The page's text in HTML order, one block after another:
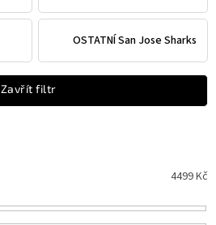
OSTATNÍ San Jose Sharks
Zavřít filtr
4499Kč